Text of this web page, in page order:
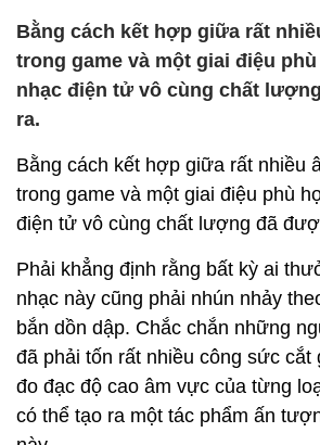
Bằng cách kết hợp giữa rất
trong game và một giai điệu
nhạc điện tử vô cùng chất
ra.
Bằng cách kết hợp giữa rất nhiều
trong game và một giai điệu phù
điện tử vô cùng chất lượng đã
Phải khẳng định rằng bất kỳ ai
nhạc này cũng phải nhún nhảy
bắn dồn dập. Chắc chắn những
đã phải tốn rất nhiều công sức cắt
đo đạc độ cao âm vực của từng
có thể tạo ra một tác phẩm ấn